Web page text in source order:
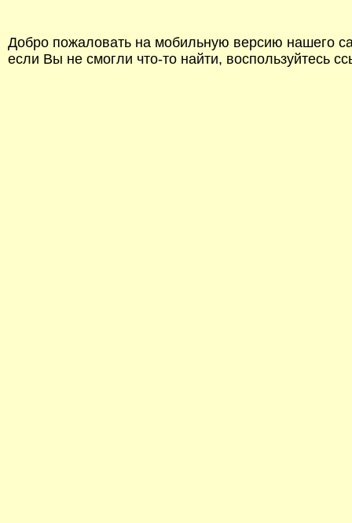
Добро пожаловать на мобильную версию нашего
если Вы не смогли что-то найти, воспользуйтесь